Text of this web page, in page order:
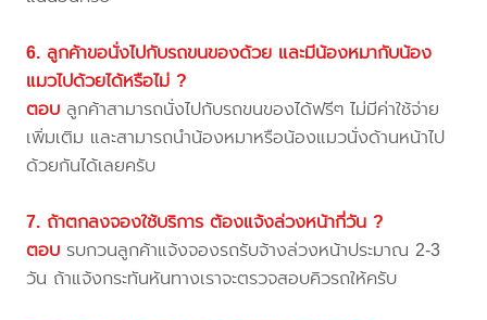
6. ลูกค้าขอนั่งไปกับรถขนของด้วย และมีน้องหมากับน้อง
แมวไปด้วยได้หรือไม่ ?
ตอบ ลูกค้าสามารถนั่งไปกับรถขนของได้ฟรีๆ ไม่มีค่าใช้จ่าย
เพิ่มเติม และสามารถนำน้องหมาหรือน้องแมวนั่งด้านหน้าไป
ด้วยกันได้เลยครับ
7. ถ้าตกลงจองใช้บริการ ต้องแจ้งล่วงหน้ากี่วัน ?
ตอบ รบกวนลูกค้าแจ้งจองรถรับจ้างล่วงหน้าประมาณ 2-3
วัน ถ้าแจ้งกระทันหันทางเราจะตรวจสอบคิวรถให้ครับ